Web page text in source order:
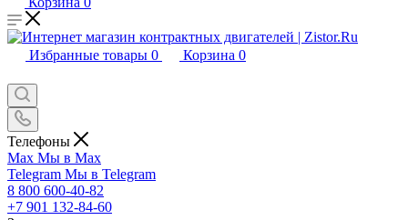
Избранные товары 0 Корзина 0
Телефоны
Max Мы в Max
Telegram Мы в Telegram
8 800 600-40-82
+7 901 132-84-60